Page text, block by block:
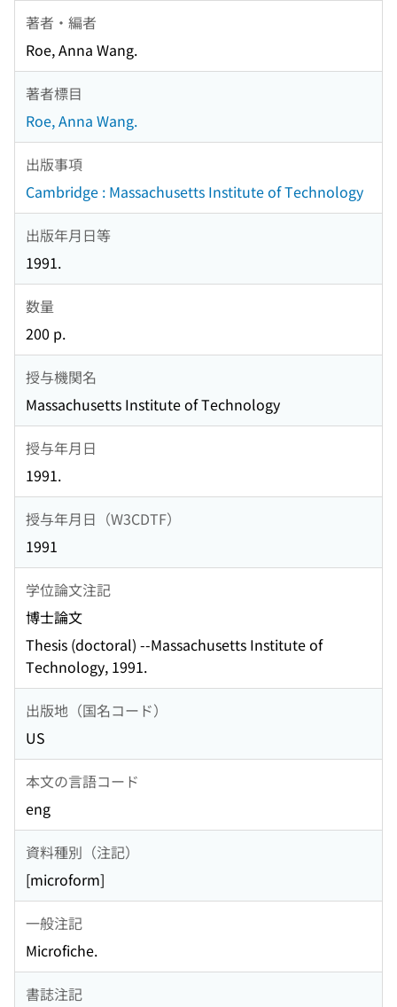
著者・編者
Roe, Anna Wang.
著者標目
Roe, Anna Wang.
出版事項
Cambridge : Massachusetts Institute of Technology
出版年月日等
1991.
数量
200 p.
授与機関名
Massachusetts Institute of Technology
授与年月日
1991.
授与年月日（W3CDTF）
1991
学位論文注記
博士論文
Thesis (doctoral) --Massachusetts Institute of
Technology, 1991.
出版地（国名コード）
US
本文の言語コード
eng
資料種別（注記）
[microform]
一般注記
Microfiche.
書誌注記